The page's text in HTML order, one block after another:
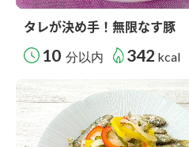
タレが決め手！無限なす豚
10 分以内 342 kcal